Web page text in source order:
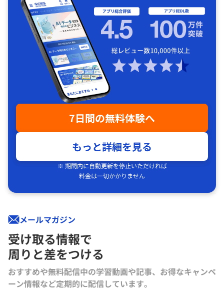
7日間の無料体験へ
もっと詳細を見る
※ 期間内に自動更新を停止いただければ
料金は一切かかりません
メールマガジン
受け取る情報で
周りと差をつける
おすすめや無料配信中の学習動画や記事、お得なキャンペ
ーン情報など定期的に配信しています。